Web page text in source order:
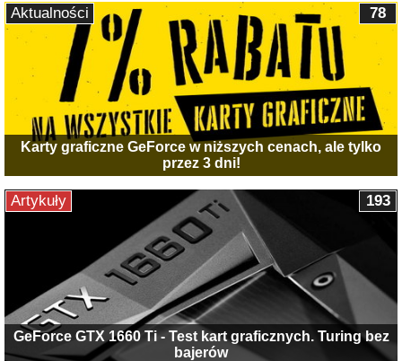
Karty graficzne GeForce w niższych cenach, ale tylko
przez 3 dni!
78
Aktualności
GeForce GTX 1660 Ti - Test kart graficznych. Turing bez
bajerów
193
Artykuły